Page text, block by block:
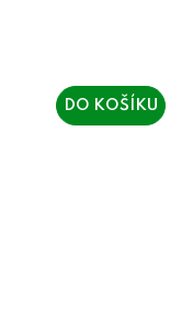
DO KOŠÍKU